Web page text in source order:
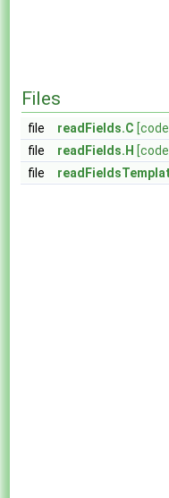
Files
file readFields.C
file
readFields.H
file